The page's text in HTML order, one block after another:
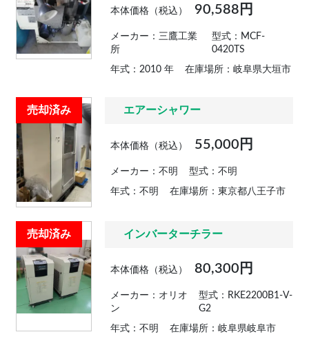
本体価格（税込） 90,588円
メーカー：三鷹工業
所
型式：MCF-
0420TS
年式：2010 年 在庫場所：岐阜県大垣市
売却済み エアーシャワー
本体価格（税込） 55,000円
メーカー：不明 型式：不明
年式：不明 在庫場所：東京都八王子市
売却済み インバーターチラー
本体価格（税込） 80,300円
メーカー：オリオ
ン
型式：RKE2200B1-V-
G2
年式：不明 在庫場所：岐阜県岐阜市